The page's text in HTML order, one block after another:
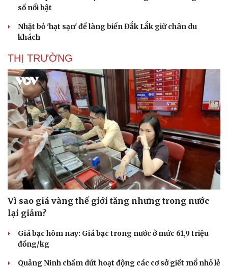
số nổi bật
Nhặt bỏ 'hạt sạn' để làng biển Đắk Lắk giữ chân du
khách
THỊ TRƯỜNG
Vì sao giá vàng thế giới tăng nhưng trong nước
lại giảm?
Giá bạc hôm nay: Giá bạc trong nước ở mức 61,9 triệu
đồng/kg
Quảng Ninh chấm dứt hoạt động các cơ sở giết mổ nhỏ lẻ